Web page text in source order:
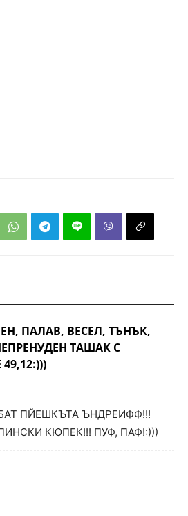
ПАЛАВ, ВЕСЕЛ, ТЪНЪК,
ТАШАК С
ПЙЕШКЪТА ЪНДРЕИФФ!!!
КЮПЕК!!! ПУФ, ПАФ!:)))